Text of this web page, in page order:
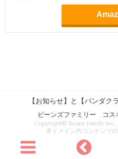
【お知らせ】と【パンダク
ビーンズファミリー コス
Copyright© Beans family Inc.
本ドメイン内コンテンツ